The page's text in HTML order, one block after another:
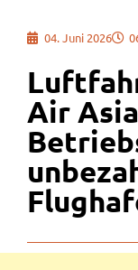
04. Juni 2026
Air